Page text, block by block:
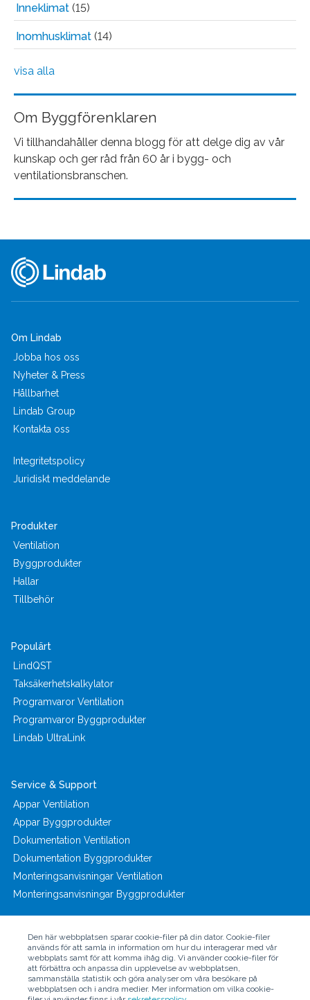
Den här webbplatsen sparar cookie-filer på din dator. Cookie-filer
används för att samla in information om hur du interagerar med vår
webbplats samt för att komma ihåg dig. Vi använder cookie-filer för
att förbättra och anpassa din upplevelse av webbplatsen,
sammanställa statistik och göra analyser om våra besökare på
webbplatsen och i andra medier. Mer information om vilka cookie-
Inneklimat (15)
Inomhusklimat (14)
visa alla
Om Byggförenklaren
Vi tillhandahåller denna blogg för att delge dig av vår
kunskap och ger råd från 60 år i bygg- och
ventilationsbranschen.
Om Lindab
Jobba hos oss
Nyheter & Press
Hållbarhet
Lindab Group
Kontakta oss
Integritetspolicy
Juridiskt meddelande
Produkter
Ventilation
Byggprodukter
Hallar
Tillbehör
Populärt
LindQST
Taksäkerhetskalkylator
Programvaror Ventilation
Programvaror Byggprodukter
Lindab UltraLink
Service & Support
Appar Ventilation
Appar Byggprodukter
Dokumentation Ventilation
Dokumentation Byggprodukter
Monteringsanvisningar Ventilation
Monteringsanvisningar Byggprodukter
© Copyright 2024 - Lindab AB